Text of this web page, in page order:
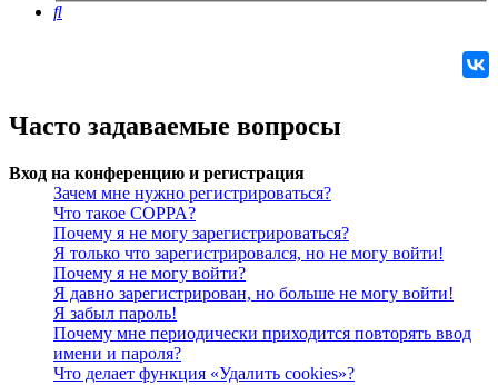
Поиск
Часто задаваемые вопросы
Вход на конференцию и регистрация
Зачем мне нужно регистрироваться?
Что такое COPPA?
Почему я не могу зарегистрироваться?
Я только что зарегистрировался, но не могу войти!
Почему я не могу войти?
Я давно зарегистрирован, но больше не могу войти!
Я забыл пароль!
Почему мне периодически приходится повторять ввод
имени и пароля?
Что делает функция «Удалить cookies»?